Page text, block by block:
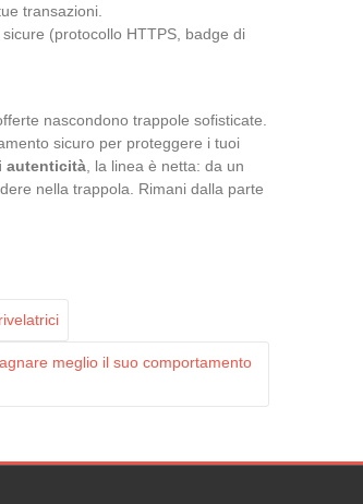
transazioni.
(protocollo HTTPS, badge di
nascondono trappole sofisticate.
sicuro per proteggere i tuoi
autenticità , la linea è netta: da un
nella trappola. Rimani dalla parte
meglio il suo comportamento